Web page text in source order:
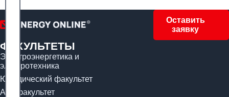
Оставить
заявку
ФАКУЛЬТЕТЫ
Электроэнергетика и
электротехника
Юридический факультет
Арт-факультет